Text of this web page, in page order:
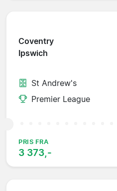
Coventry
Ipswich
St Andrew's
Premier League
PRIS FRA
3 373,-